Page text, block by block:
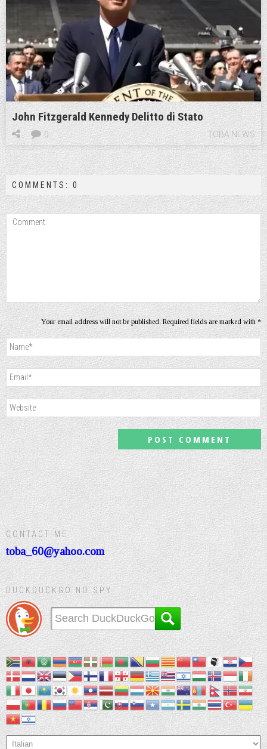
John Fitzgerald Kennedy Delitto di Stato
TOBA NEWS
0
COMMENTS: 0
Your email address will not be published. Required fields are marked with *
CONTACT ME
toba_60@yahoo.com
DUCKDUCKGO NO SPY